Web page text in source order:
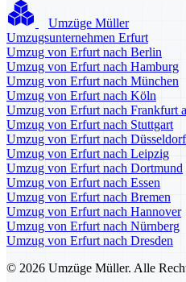
Umzüge Müller
Umzugsunternehmen Erfurt
Umzug von Erfurt nach Berlin
Umzug von Erfurt nach Hamburg
Umzug von Erfurt nach München
Umzug von Erfurt nach Köln
Umzug von Erfurt nach Frankfurt
Umzug von Erfurt nach Stuttgart
Umzug von Erfurt nach Düsseldorf
Umzug von Erfurt nach Leipzig
Umzug von Erfurt nach Dortmund
Umzug von Erfurt nach Essen
Umzug von Erfurt nach Bremen
Umzug von Erfurt nach Hannover
Umzug von Erfurt nach Nürnberg
Umzug von Erfurt nach Dresden
© 2026 Umzüge Müller. Alle